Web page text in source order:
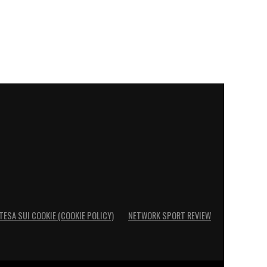
SUI COOKIE (COOKIE POLICY) NETWORK SPORT REVIEW